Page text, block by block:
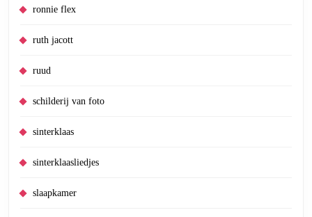
ronnie flex
ruth jacott
ruud
schilderij van foto
sinterklaas
sinterklaasliedjes
slaapkamer